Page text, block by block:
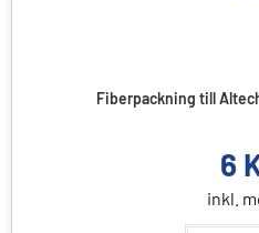
Fiberpackning till
6
inkl.